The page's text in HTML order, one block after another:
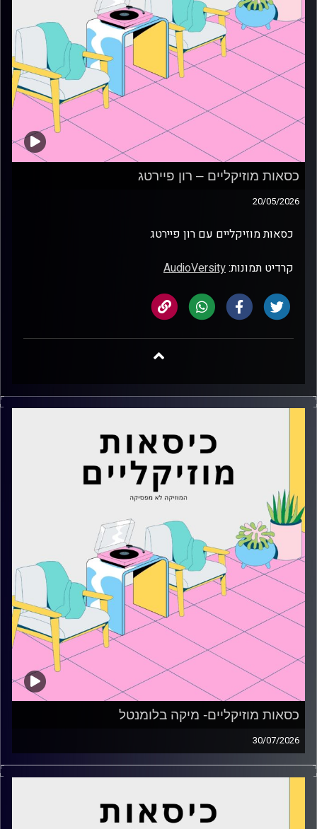
כסאות מוזיקליים – רון פיירטג
20/05/2026
כסאות מוזיקליים עם רון פיירטג
קרדיט תמונות:AudioVersity
כסאות מוזיקליים- מיקה בלומנטל
30/07/2026
כסאות מוזיקליים עם מיקה בלומנטל